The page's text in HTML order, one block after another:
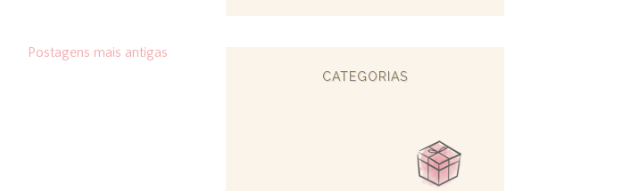
Postagens mais antigas
CATEGORIAS